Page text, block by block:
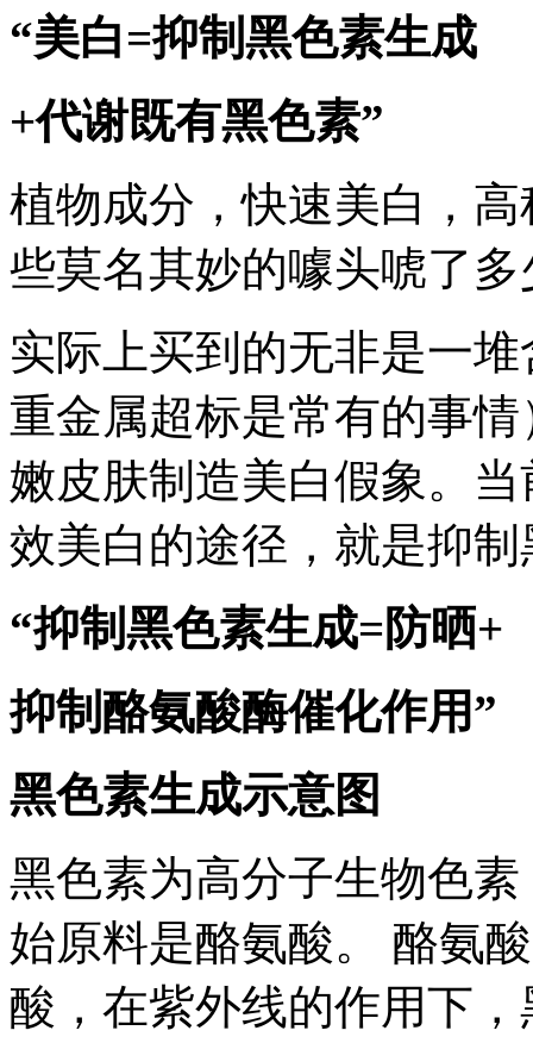
“美白=抑制黑色素生成
+代谢既有黑色素”
植物成分，快速美白，
些莫名其妙的噱头唬了多
实际上买到的无非是一
重金属超标是常有的事
嫩皮肤制造美白假象。
效美白的途径，就是抑
“抑制黑色素生成=防晒+
抑制酪氨酸酶催化作用”
黑色素生成示意图
黑色素为高分子生物色
始原料是酪氨酸。 酪氨
酸，在紫外线的作用下